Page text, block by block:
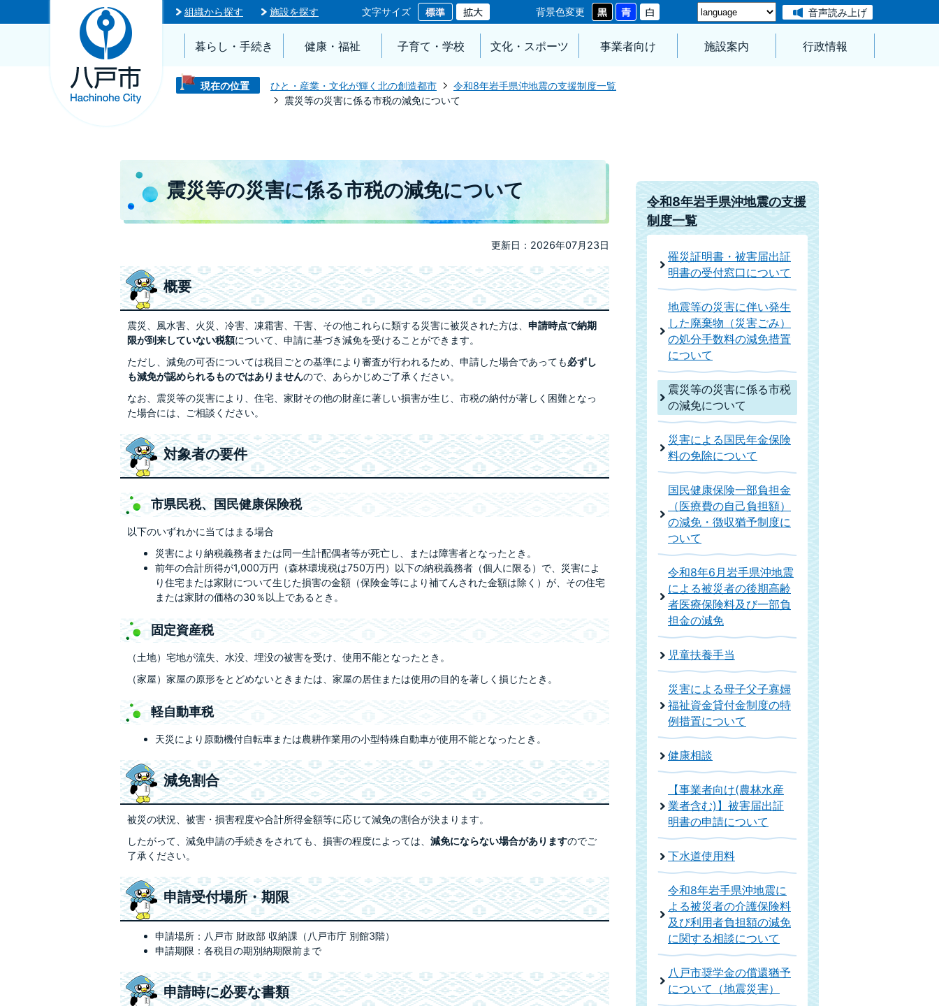
組織から探す 施設を探す 文字サイズ 背景色変更 音声読み上げ
暮らし・手続き 健康・福祉 子育て・学校 文化・スポーツ 事業者向け 施設案内 行政情報
現在の位置 ひと・産業・文化が輝く北の創造都市
令和8年岩手県沖地震の支援制度一覧
震災等の災害に係る市税の減免について
震災等の災害に係る市税の減免について
更新日：2026年07月23日
概要
震災、風水害、火災、冷害、凍霜害、干害、その他これらに類する災害に被災された方は、 申請時点で納期
限が到来していない税額について、申請に基づき減免を受けることができます。
ただし、減免の可否については税目ごとの基準により審査が行われるため、申請した場合であっても必ずし
も減免が認められるものではありませんので、あらかじめご了承ください。
なお、震災等の災害により、住宅、家財その他の財産に著しい損害が生じ、市税の納付が著しく困難となっ
た場合には、ご相談ください。
対象者の要件
市県民税、国民健康保険税
以下のいずれかに当てはまる場合
災害により納税義務者または同一生計配偶者等が死亡し、または障害者となったとき。
前年の合計所得が1,000万円（森林環境税は750万円）以下の納税義務者（個人に限る）で、災害によ
り住宅または家財について生じた損害の金額（保険金等により補てんされた金額は除く）が、その住宅
または家財の価格の30％以上であるとき。
固定資産税
（土地）宅地が流失、水没、埋没の被害を受け、使用不能となったとき。
（家屋）家屋の原形をとどめないときまたは、家屋の居住または使用の目的を著しく損じたとき。
軽自動車税
天災により原動機付自転車または農耕作業用の小型特殊自動車が使用不能となったとき。
減免割合
被災の状況、被害・損害程度や合計所得金額等に応じて減免の割合が決まります。
したがって、減免申請の手続きをされても、損害の程度によっては、 減免にならない場合がありますのでご
了承ください。
申請受付場所・期限
申請場所：八戸市 財政部 収納課（八戸市庁 別館3階）
申請期限：各税目の期別納期限前まで
申請時に必要な書類
令和8年岩手県沖地震の支援
制度一覧
罹災証明書・被害届出証
明書の受付窓口について
地震等の災害に伴い発生
した廃棄物（災害ごみ）
の処分手数料の減免措置
について
震災等の災害に係る市税
の減免について
災害による国民年金保険
料の免除について
国民健康保険一部負担金
（医療費の自己負担額）
の減免・徴収猶予制度に
ついて
令和8年6月岩手県沖地震
による被災者の後期高齢
者医療保険料及び一部負
担金の減免
児童扶養手当
災害による母子父子寡婦
福祉資金貸付金制度の特
例措置について
健康相談
【事業者向け(農林水産
業者含む)】被害届出証
明書の申請について
下水道使用料
令和8年岩手県沖地震に
よる被災者の介護保険料
及び利用者負担額の減免
に関する相談について
八戸市奨学金の償還猶予
について（地震災害）